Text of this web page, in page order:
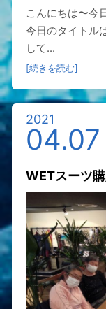
こんにちは〜今
今日のタイトル
して...
[続きを読む]
2021
04.07
WETスーツ